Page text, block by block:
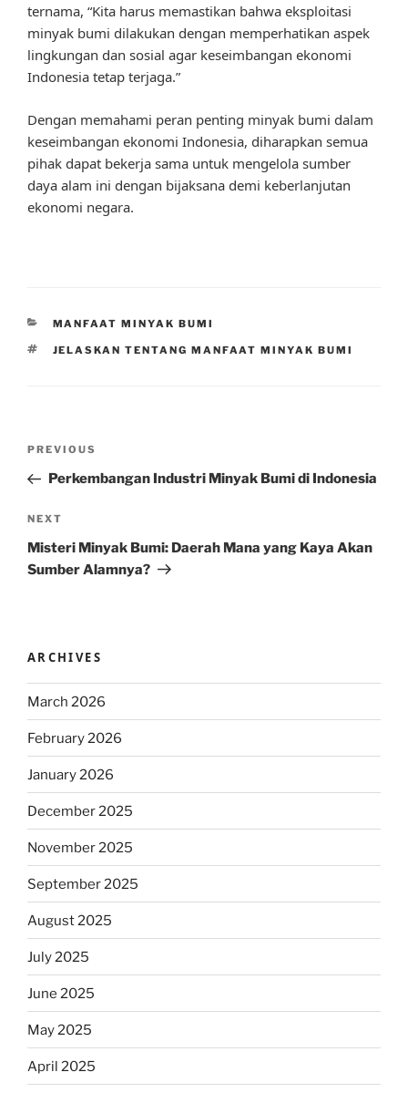
ternama, “Kita harus memastikan bahwa eksploitasi
minyak bumi dilakukan dengan memperhatikan aspek
lingkungan dan sosial agar keseimbangan ekonomi
Indonesia tetap terjaga.”
Dengan memahami peran penting minyak bumi dalam
keseimbangan ekonomi Indonesia, diharapkan semua
pihak dapat bekerja sama untuk mengelola sumber
daya alam ini dengan bijaksana demi keberlanjutan
ekonomi negara.
CATEGORIES
MANFAAT MINYAK BUMI
TAGS
JELASKAN TENTANG MANFAAT MINYAK BUMI
Previous
Post
PREVIOUS
Perkembangan Industri Minyak Bumi di Indonesia
Next
Post
NEXT
Misteri Minyak Bumi: Daerah Mana yang Kaya Akan
Sumber Alamnya?
ARCHIVES
March 2026
February 2026
January 2026
December 2025
November 2025
September 2025
August 2025
July 2025
June 2025
May 2025
April 2025